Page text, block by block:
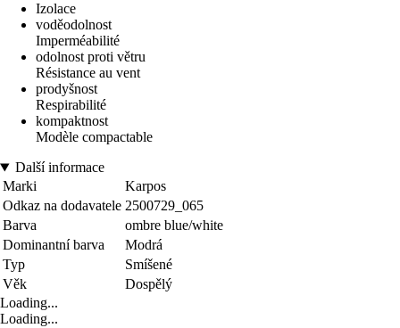
Izolace
voděodolnost
Imperméabilité
odolnost proti větru
Résistance au vent
prodyšnost
Respirabilité
kompaktnost
Modèle compactable
Další informace
Marki
Karpos
Odkaz na dodavatele 2500729_065
Barva
ombre blue/white
Dominantní barva
Modrá
Typ
Smíšené
Věk
Dospělý
Loading...
Loading...